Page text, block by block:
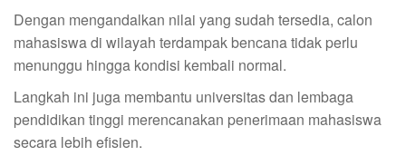
Dengan mengandalkan nilai yang sudah tersedia, calon
mahasiswa di wilayah terdampak bencana tidak perlu
menunggu hingga kondisi kembali normal.
Langkah ini juga membantu universitas dan lembaga
pendidikan tinggi merencanakan penerimaan mahasiswa
secara lebih efisien.